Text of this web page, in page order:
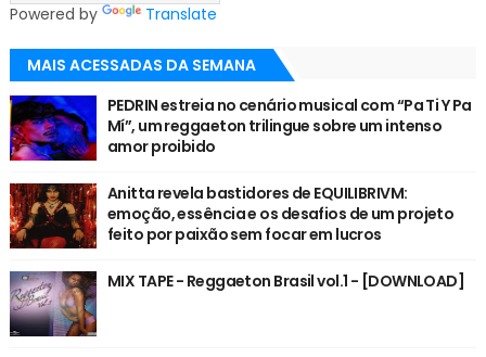
Powered by Translate
MAIS ACESSADAS DA SEMANA
PEDRIN estreia no cenário musical com “Pa Ti Y Pa
Mí”, um reggaeton trilingue sobre um intenso
amor proibido
Anitta revela bastidores de EQUILIBRIVM:
emoção, essência e os desafios de um projeto
feito por paixão sem focar em lucros
MIX TAPE - Reggaeton Brasil vol.1 - [DOWNLOAD]